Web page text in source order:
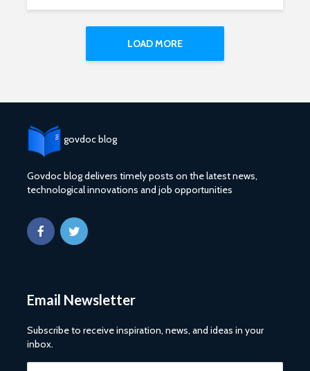
LOAD MORE
govdoc blog
Govdoc blog delivers timely posts on the latest news,
technological innovations and job opportunities
Email Newsletter
Subscribe to receive inspiration, news, and ideas in your
inbox.